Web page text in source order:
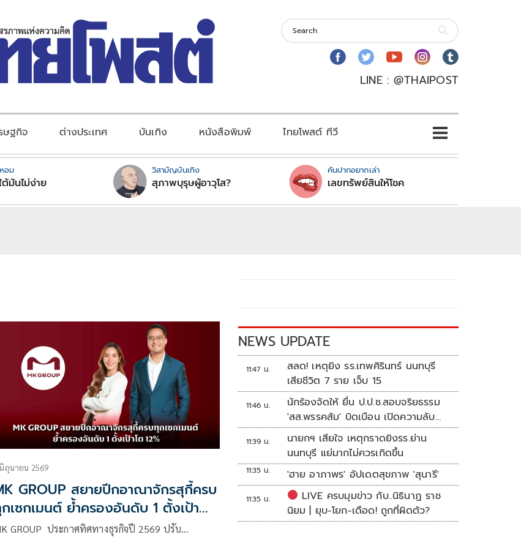
LINE : @THAIPOST
ษฐกิจ ต่างประเทศ บันเทิง หนังสือพิมพ์ ไทยโพสต์ ทีวี
อม
มันไม่ง่าย
วิสามัญบันเทิง
สุภาพบุรุษผู้อาวุโส?
คันปากอยากเล่า
เลขทรัพย์สินให้โชค
ถุนายน 2569
GROUP สยายปีกอาณาจักรสุกี้ครบ
เซกเมนต์ ย้ำครองอันดับ 1 ตั้งเป้า
12%
GROUP ประกาศทิศทางธุรกิจปี 2569 ปรับ…
NEWS UPDATE
11:47 น.
สลด! เหตุยิง รร.เทพศิรินทร์ นนทบุรี
เสียชีวิต 7 ราย เจ็บ 15
11:46 น.
นักร้องจัดให้ ยื่น ป.ป.ช.สอบจริยธรรม
'สส.พรรคส้ม' บิดเบือน เปิดความลับ
'บังเกอร์ทหาร'
11:39 น.
นายกฯ เสียใจ เหตุกราดยิงรร.ย่าน
นนทบุรี แย่มากไม่ควรเกิดขึ้น
11:35 น. 'ฮาย อาภาพร' อัปเดตสุขภาพ 'สุนารี'
11:35 น.
LIVE ครบมุมข่าว กับ..นิธินาฏ ราช
นิยม | ยุบ-โยก-เดือด! ถูกที่ผิดตัว?